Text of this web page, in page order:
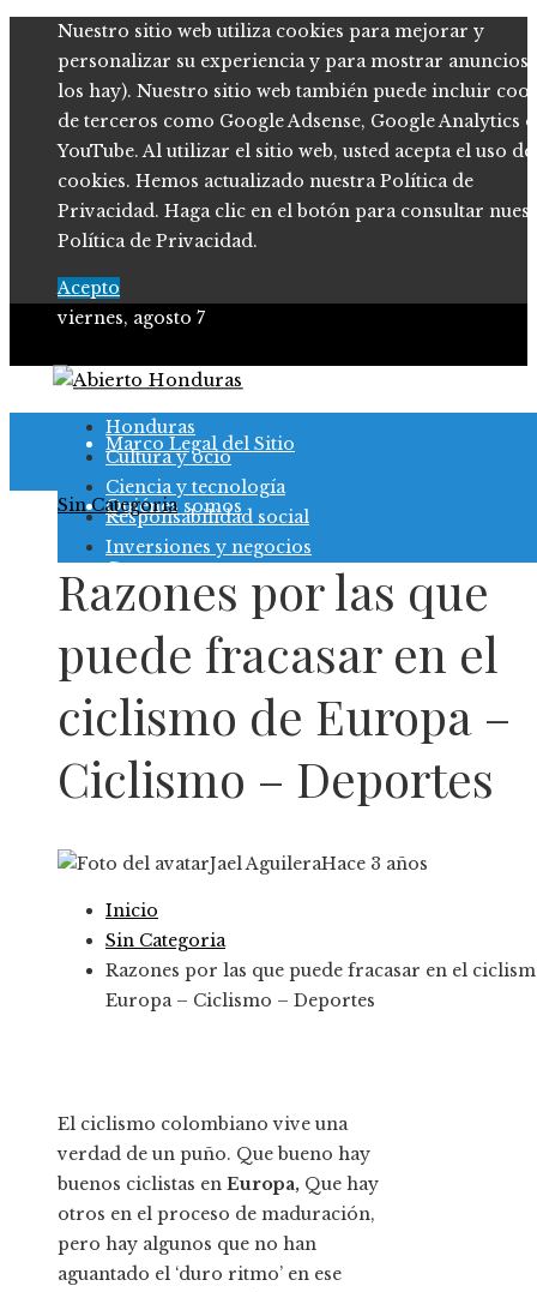
Nuestro sitio web utiliza cookies para mejorar y
personalizar su experiencia y para mostrar anuncios
los hay). Nuestro sitio web también puede incluir
de terceros como Google Adsense, Google Analytics o
YouTube. Al utilizar el sitio web, usted acepta el uso de
cookies. Hemos actualizado nuestra Política de
Privacidad. Haga clic en el botón para consultar
Política de Privacidad.
Acepto
viernes, agosto 7
Política de Privacidad
Marco Legal del Sitio
Quiénes somos
Contacto
Honduras
Cultura y ocio
Ciencia y tecnología
Responsabilidad social
Inversiones y negocios
Sin Categoria
Razones por las que
puede fracasar en el
ciclismo de Europa –
Ciclismo – Deportes
Jael AguileraHace 3 años
Inicio
Sin Categoria
Razones por las que puede fracasar en el
Europa – Ciclismo – Deportes
El ciclismo colombiano vive una
verdad de un puño. Que bueno hay
buenos ciclistas en Europa, Que hay
otros en el proceso de maduración,
pero hay algunos que no han
aguantado el ‘duro ritmo’ en ese